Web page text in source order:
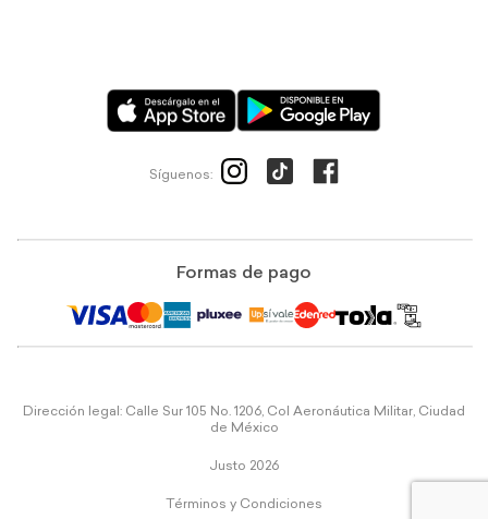
Síguenos:
Formas de pago
Dirección legal: Calle Sur 105 No. 1206, Col Aeronáutica Militar, Ciudad
de México
Justo 2026
Términos y Condiciones